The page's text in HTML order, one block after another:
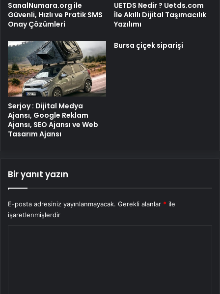
SanalNumara.org ile
Güvenli, Hızlı ve Pratik SMS
Onay Çözümleri
UETDS Nedir ? Uetds.com
İle Akıllı Dijital Taşımacılık
Yazılımı
Serjoy : Dijital Medya
Ajansı, Google Reklam
Ajansı, SEO Ajansı ve Web
Tasarım Ajansı
Bursa çiçek siparişi
Bir yanıt yazın
E-posta adresiniz yayınlanmayacak. Gerekli alanlar * ile
işaretlenmişlerdir